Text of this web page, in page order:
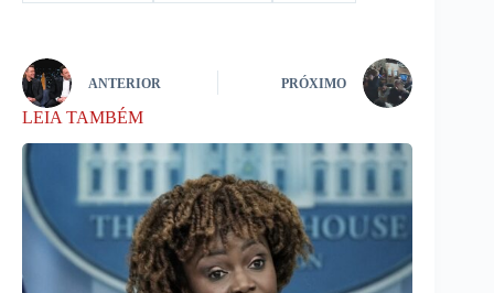
ANTERIOR PRÓXIMO
LEIA TAMBÉM